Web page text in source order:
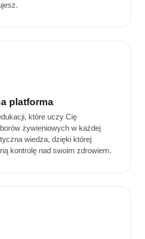
platforma
które uczy Cię
żywieniowych w każdej
wiedza, dzięki której
kontrolę nad swoim zdrowiem.